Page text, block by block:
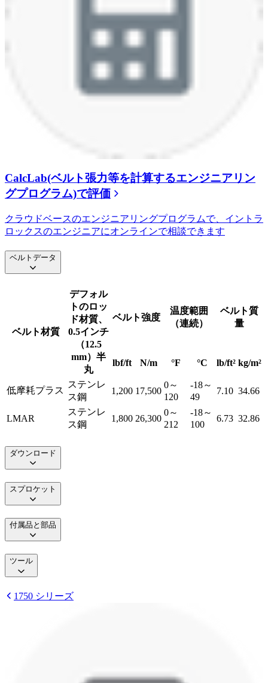
CalcLab(ベルト張力等を計算するエンジニアリン
グプログラム)で評価
クラウドベースのエンジニアリングプログラムで、イントラ
ロックスのエンジニアにオンラインで相談できます
ベルトデータ
ベルト材質
デフォル
トのロッ
ド材質、
0.5インチ
（12.5
mm）半
丸
ベルト強度
温度範囲
（連続）
ベルト質
量
lbf/ft N/m °F °C lb/ft² kg/m²
低摩耗プラス
ステンレ
ス鋼
1,200 17,500
0～
120
-18～
49
7.10 34.66
LMAR
ステンレ
ス鋼
1,800 26,300
0～
212
-18～
100
6.73 32.86
ダウンロード
スプロケット
付属品と部品
ツール
1750 シリーズ